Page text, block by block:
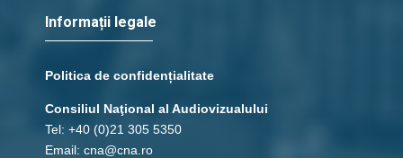
Informații legale
Politica de confidențialitate
Consiliul Naţional al Audiovizualului
Tel: +40 (0)21 305 5350
Email: cna@cna.ro